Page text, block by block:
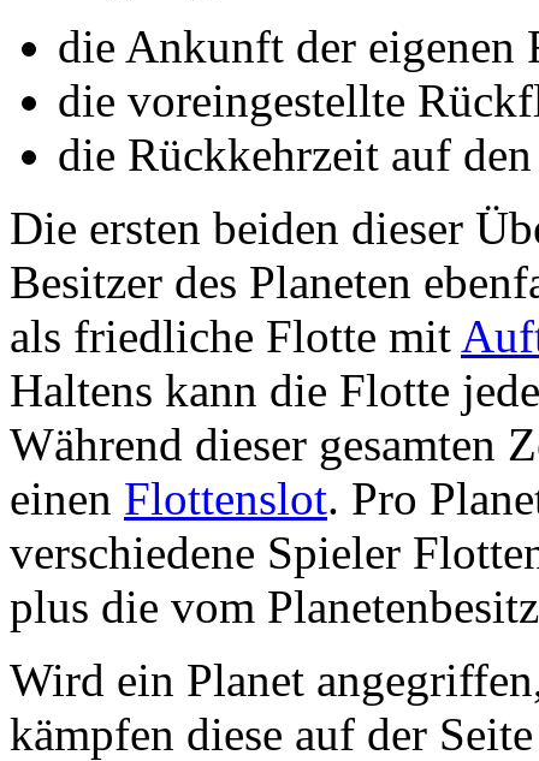
die Ankunft der eigenen
die voreingestellte
die Rückkehrzeit auf
Die ersten beiden dieser
Besitzer des Planeten
als friedliche Flotte mit
Haltens kann die Flotte
Während dieser gesamten
einen Flottenslot. Pro
verschiedene Spieler
plus die vom
Wird ein Planet
kämpfen diese auf der